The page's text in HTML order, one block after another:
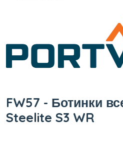
FW57 - Ботинки
Steelite S3 WR